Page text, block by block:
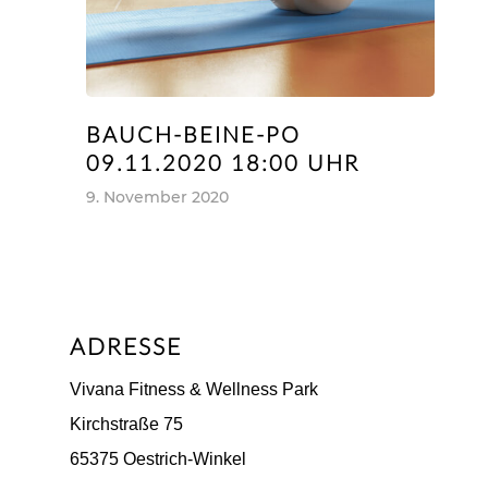
BAUCH-BEINE-PO
09.11.2020 18:00 UHR
9. November 2020
ADRESSE
Vivana Fitness & Wellness Park
Kirchstraße 75
65375 Oestrich-Winkel